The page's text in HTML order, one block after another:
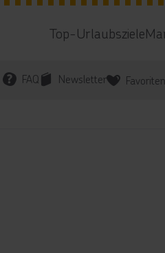
Top-Urlaubsziele
FAQ Newsletter Favoriten